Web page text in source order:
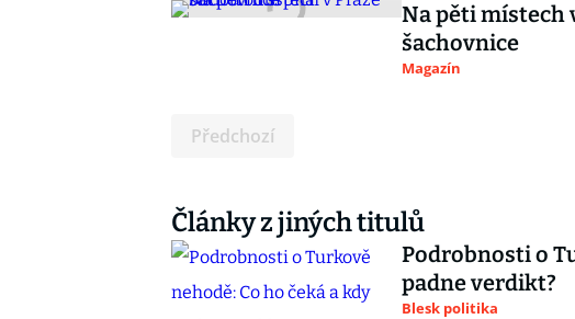
Na pěti místech
šachovnice
Magazín
Předchozí
Články z jiných titulů
Podrobnosti o
padne verdikt?
Blesk politika